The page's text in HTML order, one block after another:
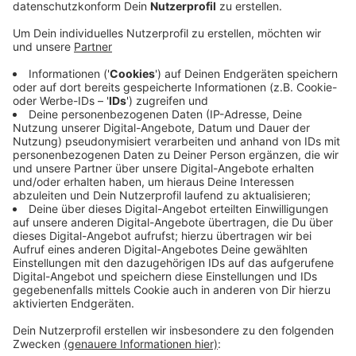
einstimmig gegen die vom Betreiber Asklepios
Resolution verabschiedet.
Veröffentlicht: Donnerstag, 11.07.2019 11:50
Anzeige
Demnach wollen sie den Bürgermeister unterstützen
und Landrat Schuster bestärken, Gespräche mit
Asklepios, dem Land NRW, dem LVR und der Uni Klinik
Bonn zu führen. Außerdem sollen weitere
Kooperationspartner gesucht werden, um die
Kinderklinik langfristig zu sichern.
DG
Anzeige